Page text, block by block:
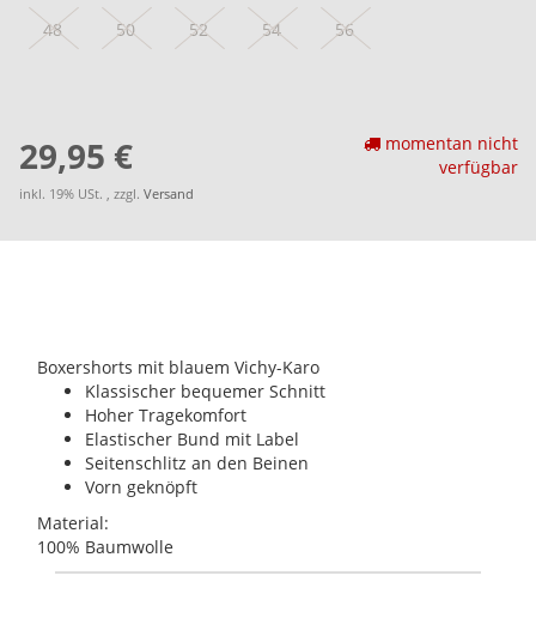
48 50 52 54 56
29,95 €
inkl. 19% USt. , zzgl. Versand
momentan nicht
verfügbar
Boxershorts mit blauem Vichy-Karo
Klassischer bequemer Schnitt
Hoher Tragekomfort
Elastischer Bund mit Label
Seitenschlitz an den Beinen
Vorn geknöpft
Material:
100% Baumwolle